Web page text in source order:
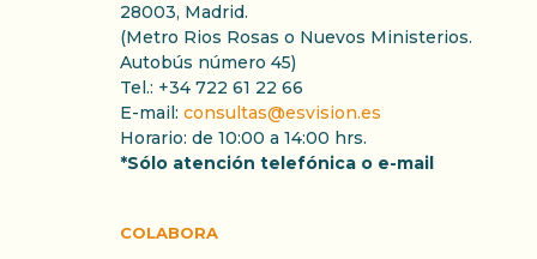
28003, Madrid.
(Metro Rios Rosas o Nuevos Ministerios.
Autobús número 45)
Tel.: +34 722 61 22 66
E-mail: consultas@esvision.es
Horario: de 10:00 a 14:00 hrs.
*Sólo atención telefónica o e-mail
COLABORA